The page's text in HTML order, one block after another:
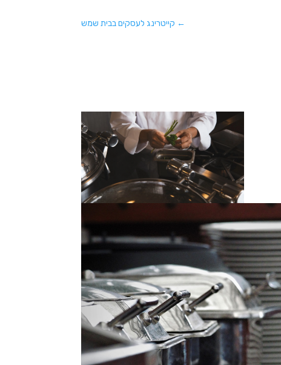
← קייטרינג לעסקים בבית שמש